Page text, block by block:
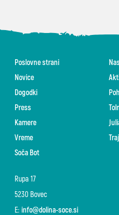
Rupa 17
5230 Bovec
E: info@dolina-soce.si
Poslovne strani
Novice
Dogodki
Press
Kamere
Vreme
Soča Bot